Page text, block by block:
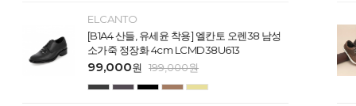
ELCANTO
[B1A4 산들, 유세윤 착용] 엘칸토 오렌38 남성
소가죽 정장화 4cm LCMD38U613
99,000원 199,000원